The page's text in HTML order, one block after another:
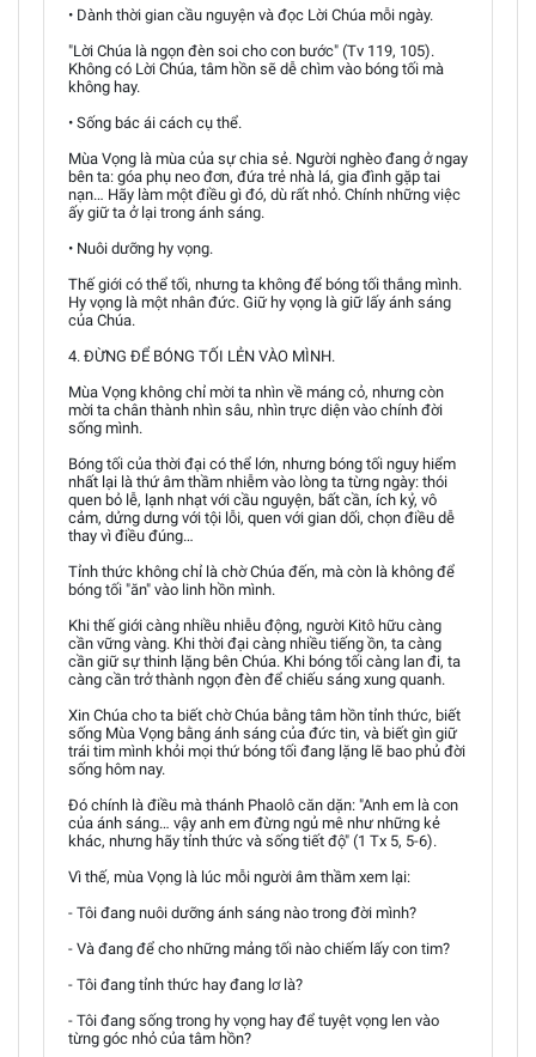
• Dành thời gian cầu nguyện và đọc Lời Chúa mỗi ngày.
"Lời Chúa là ngọn đèn soi cho con bước" (Tv 119, 105).
Không có Lời Chúa, tâm hồn sẽ dễ chìm vào bóng tối mà
không hay.
• Sống bác ái cách cụ thể.
Mùa Vọng là mùa của sự chia sẻ. Người nghèo đang ở ngay
bên ta: góa phụ neo đơn, đứa trẻ nhà lá, gia đình gặp tai
nạn… Hãy làm một điều gì đó, dù rất nhỏ. Chính những việc
ấy giữ ta ở lại trong ánh sáng.
• Nuôi dưỡng hy vọng.
Thế giới có thể tối, nhưng ta không để bóng tối thắng mình.
Hy vọng là một nhân đức. Giữ hy vọng là giữ lấy ánh sáng
của Chúa.
4. ĐỪNG ĐỂ BÓNG TỐI LẺN VÀO MÌNH.
Mùa Vọng không chỉ mời ta nhìn về máng cỏ, nhưng còn
mời ta chân thành nhìn sâu, nhìn trực diện vào chính đời
sống mình.
Bóng tối của thời đại có thể lớn, nhưng bóng tối nguy hiểm
nhất lại là thứ âm thầm nhiễm vào lòng ta từng ngày: thói
quen bỏ lễ, lạnh nhạt với cầu nguyện, bất cần, ích kỷ, vô
cảm, dửng dưng với tội lỗi, quen với gian dối, chọn điều dễ
thay vì điều đúng…
Tỉnh thức không chỉ là chờ Chúa đến, mà còn là không để
bóng tối "ăn" vào linh hồn mình.
Khi thế giới càng nhiều nhiễu động, người Kitô hữu càng
cần vững vàng. Khi thời đại càng nhiều tiếng ồn, ta càng
cần giữ sự thinh lặng bên Chúa. Khi bóng tối càng lan đi, ta
càng cần trở thành ngọn đèn để chiếu sáng xung quanh.
Xin Chúa cho ta biết chờ Chúa bằng tâm hồn tỉnh thức, biết
sống Mùa Vọng bằng ánh sáng của đức tin, và biết gìn giữ
trái tim mình khỏi mọi thứ bóng tối đang lặng lẽ bao phủ đời
sống hôm nay.
Đó chính là điều mà thánh Phaolô căn dặn: "Anh em là con
của ánh sáng… vậy anh em đừng ngủ mê như những kẻ
khác, nhưng hãy tỉnh thức và sống tiết độ" (1 Tx 5, 5-6).
Vì thế, mùa Vọng là lúc mỗi người âm thầm xem lại:
- Tôi đang nuôi dưỡng ánh sáng nào trong đời mình?
- Và đang để cho những mảng tối nào chiếm lấy con tim?
- Tôi đang tỉnh thức hay đang lơ là?
- Tôi đang sống trong hy vọng hay để tuyệt vọng len vào
từng góc nhỏ của tâm hồn?